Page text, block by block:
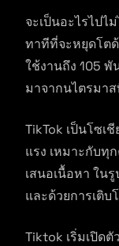
จะเป็นอะไรไปไ
ทาทีที่จะหยุดโต
ใช้งานถึง 105 พั
มาจากนไตรมา
TikTok เป็นโซเ
แรง เหมาะกับทุ
เสนอเนื้อหา ใน
และด้วยการเติบ
Tiktok เริ่มเปิด